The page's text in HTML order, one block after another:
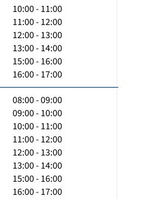
10:00 - 11:00
11:00 - 12:00
12:00 - 13:00
13:00 - 14:00
15:00 - 16:00
16:00 - 17:00
08:00 - 09:00
09:00 - 10:00
10:00 - 11:00
11:00 - 12:00
12:00 - 13:00
13:00 - 14:00
15:00 - 16:00
16:00 - 17:00